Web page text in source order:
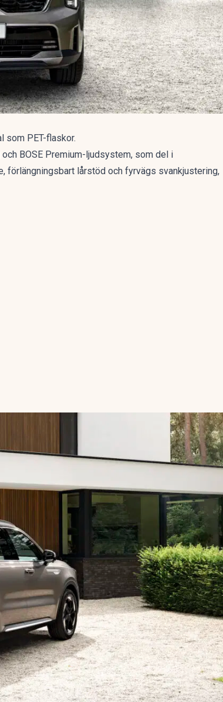
som PET-flaskor.
BOSE Premium-ljudsystem, som del i
förlängningsbart lårstöd och fyrvägs svankjustering,